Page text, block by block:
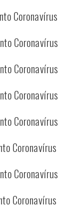
Coronavírus
Coronavírus
Coronavírus
Coronavírus
Coronavírus
Coronavírus
Coronavírus
Coronavírus